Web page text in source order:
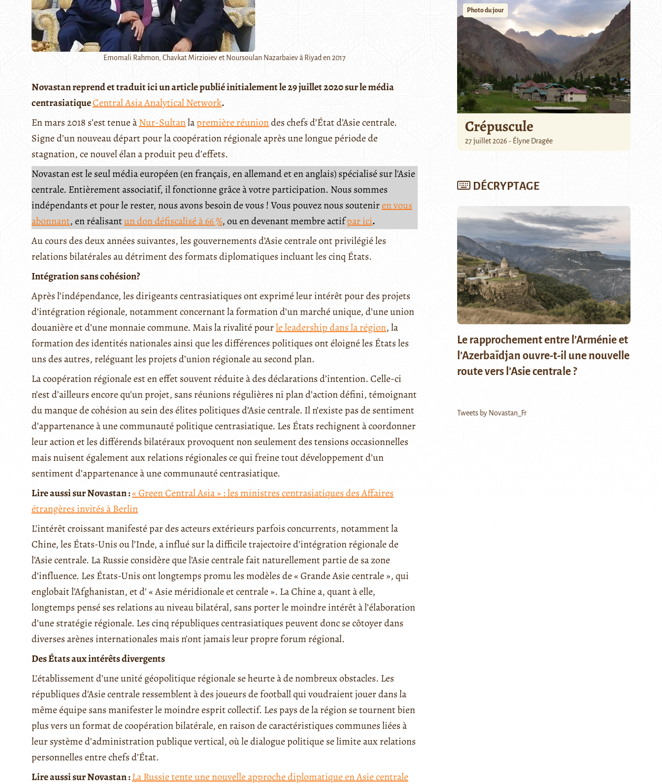
Emomali Rahmon, Chavkat Mirzioïev et Noursoulan Nazarbaïev à Riyad en 2017
Novastan reprend et traduit ici un article publié initialement le 29 juillet 2020 sur le média
centrasiatiqueCentral Asia Analytical Network.
En mars 2018 s’est tenue àNur-Sultanlapremière réuniondes chefs d’État d’Asie centrale.
Signe d’un nouveau départ pour la coopération régionale après une longue période de
stagnation, ce nouvel élan a produit peu d’effets.
Novastan est le seul média européen (en français, en allemand et en anglais) spécialisé sur l'Asie
centrale. Entièrement associatif, il fonctionne grâce à votre participation. Nous sommes
indépendants et pour le rester, nous avons besoin de vous ! Vous pouvez nous souteniren vous
abonnant, en réalisantun don défiscalisé à 66 %, ou en devenant membre actifpar ici.
Au cours des deux années suivantes, les gouvernements d’Asie centrale ont privilégié les
relations bilatérales au détriment des formats diplomatiques incluant les cinq États.
Intégration sans cohésion?
Après l’indépendance, les dirigeants centrasiatiques ont exprimé leur intérêt pour des projets
d’intégration régionale, notamment concernant la formation d’un marché unique, d’une union
douanière et d’une monnaie commune. Mais la rivalité pourle leadership dans la région, la
formation des identités nationales ainsi que les différences politiques ont éloigné les États les
uns des autres, reléguant les projets d’union régionale au second plan.
La coopération régionale est en effet souvent réduite à des déclarations d’intention. Celle-ci
n’est d’ailleurs encore qu’un projet, sans réunions régulières ni plan d’action défini, témoignant
du manque de cohésion au sein des élites politiques d’Asie centrale. Il n’existe pas de sentiment
d’appartenance à une communauté politique centrasiatique. Les États rechignent à coordonner
leur action et les différends bilatéraux provoquent non seulement des tensions occasionnelles
mais nuisent également aux relations régionales ce qui freine tout développement d’un
sentiment d’appartenance à une communauté centrasiatique.
Lire aussi sur Novastan :« Green Central Asia » : les ministres centrasiatiques des Affaires
étrangères invités à Berlin
L’intérêt croissant manifesté par des acteurs extérieurs parfois concurrents, notamment la
Chine, les États-Unis ou l’Inde, a influé sur la difficile trajectoire d’intégration régionale de
l’Asie centrale. La Russie considère que l’Asie centrale fait naturellement partie de sa zone
d’influence. Les États-Unis ont longtemps promu les modèles de « Grande Asie centrale », qui
englobait l’Afghanistan, et d’ « Asie méridionale et centrale ». La Chine a, quant à elle,
longtemps pensé ses relations au niveau bilatéral, sans porter le moindre intérêt à l’élaboration
d’une stratégie régionale. Les cinq républiques centrasiatiques peuvent donc se côtoyer dans
diverses arènes internationales mais n’ont jamais leur propre forum régional.
Des États aux intérêts divergents
L’établissement d’une unité géopolitique régionale se heurte à de nombreux obstacles. Les
républiques d’Asie centrale ressemblent à des joueurs de football qui voudraient jouer dans la
même équipe sans manifester le moindre esprit collectif. Les pays de la région se tournent bien
plus vers un format de coopération bilatérale, en raison de caractéristiques communes liées à
leur système d’administration publique vertical, où le dialogue politique se limite aux relations
personnelles entre chefs d’État.
Lire aussi sur Novastan :La Russie tente une nouvelle approche diplomatique en Asie centrale
Photo du jour
Crépuscule
27 juillet 2026 - Élyne Dragée
DÉCRYPTAGE
Le rapprochement entre l’Arménie et
l’Azerbaïdjan ouvre-t-il une nouvelle
route vers l’Asie centrale ?
Tweets by Novastan_Fr